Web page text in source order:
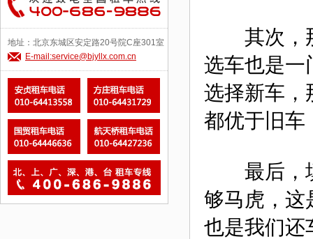
其次，那
选车也是一
选择新车，
都优于旧车
最后，填
够马虎，这
也是我们还
地址：北京东城区安定路20号院C座301室
E-mail:service@bjyllx.com.cn